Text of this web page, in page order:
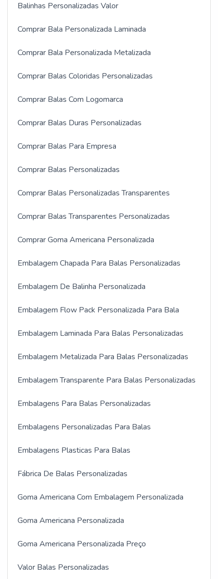
Balinhas Personalizadas Valor
Comprar Bala Personalizada Laminada
Comprar Bala Personalizada Metalizada
Comprar Balas Coloridas Personalizadas
Comprar Balas Com Logomarca
Comprar Balas Duras Personalizadas
Comprar Balas Para Empresa
Comprar Balas Personalizadas
Comprar Balas Personalizadas Transparentes
Comprar Balas Transparentes Personalizadas
Comprar Goma Americana Personalizada
Embalagem Chapada Para Balas Personalizadas
Embalagem De Balinha Personalizada
Embalagem Flow Pack Personalizada Para Bala
Embalagem Laminada Para Balas Personalizadas
Embalagem Metalizada Para Balas Personalizadas
Embalagem Transparente Para Balas Personalizadas
Embalagens Para Balas Personalizadas
Embalagens Personalizadas Para Balas
Embalagens Plasticas Para Balas
Fábrica De Balas Personalizadas
Goma Americana Com Embalagem Personalizada
Goma Americana Personalizada
Goma Americana Personalizada Preço
Valor Balas Personalizadas